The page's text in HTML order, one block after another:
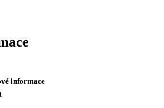
informace